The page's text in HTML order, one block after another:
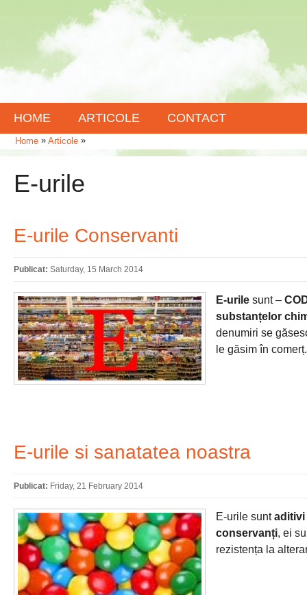
HOME ARTICOLE CONTACT
Home » Articole »
E-urile
E-urile Conservanti
Publicat: Saturday, 15 March 2014
E-urile sunt –
substanțelor
denumiri se
le găsim în
E-urile si sanatatea noastra
Publicat: Friday, 21 February 2014
E-urile suntaditivi
conservanți, ei
rezistența la